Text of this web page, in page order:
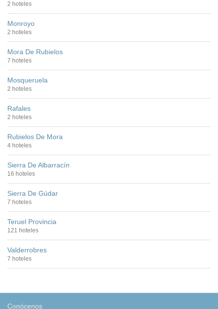
2 hoteles
Monroyo
2 hoteles
Mora De Rubielos
7 hoteles
Mosqueruela
2 hoteles
Rafales
2 hoteles
Rubielos De Mora
4 hoteles
Sierra De Albarracín
16 hoteles
Sierra De Gúdar
7 hoteles
Teruel Provincia
121 hoteles
Valderrobres
7 hoteles
Conócenos